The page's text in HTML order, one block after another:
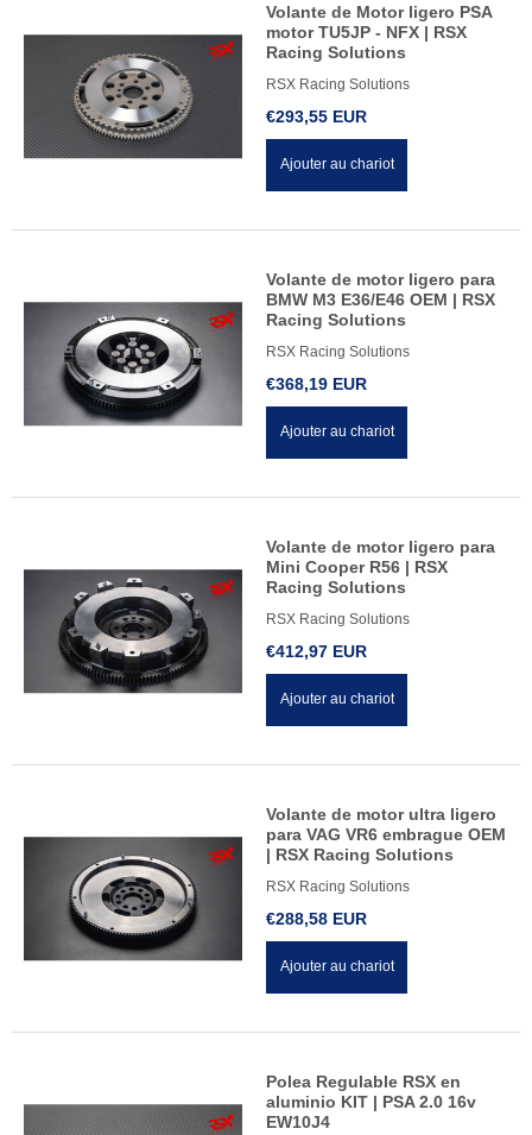
Volante de Motor ligero PSA
motor TU5JP - NFX | RSX
Racing Solutions
RSX Racing Solutions
€293,55 EUR
Ajouter au chariot
Volante de motor ligero para
BMW M3 E36/E46 OEM | RSX
Racing Solutions
RSX Racing Solutions
€368,19 EUR
Ajouter au chariot
Volante de motor ligero para
Mini Cooper R56 | RSX
Racing Solutions
RSX Racing Solutions
€412,97 EUR
Ajouter au chariot
Volante de motor ultra ligero
para VAG VR6 embrague OEM
| RSX Racing Solutions
RSX Racing Solutions
€288,58 EUR
Ajouter au chariot
Polea Regulable RSX en
aluminio KIT | PSA 2.0 16v
EW10J4